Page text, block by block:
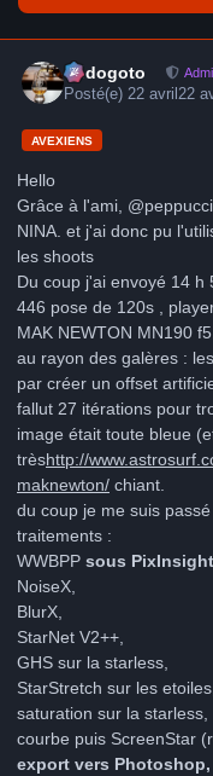
frédogoto
Posté(e)22 avril22
AVEXIENS
Hello
Grâce à l'ami,
NINA. et j'ai donc pu
les shoots
Du coup j'ai envoyé 14 h
446 pose de 120s ,
MAK NEWTON MN190
au rayon des galères :
par créer un offset
fallut 27 itérations pour
image était toute bleue
trèshttp://
maknewton/ chiant.
du coup je me suis
traitements :
WWBPP sous
NoiseX,
BlurX,
StarNet V2++,
GHS sur la starless,
StarStretch sur les
saturation sur la starless,
courbe puis ScreenStar
export vers Photoshop,